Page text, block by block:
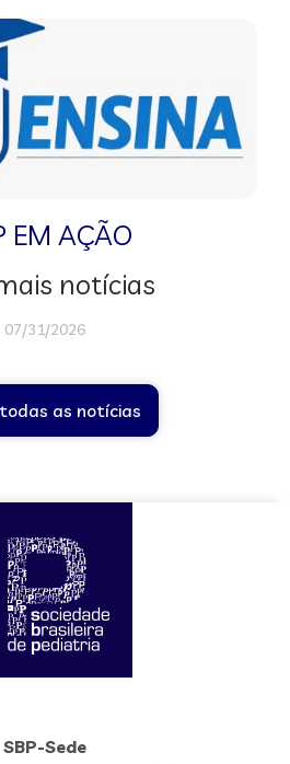
EM AÇÃO
notícias
07/31/2026
as notícias
SBP-Sede